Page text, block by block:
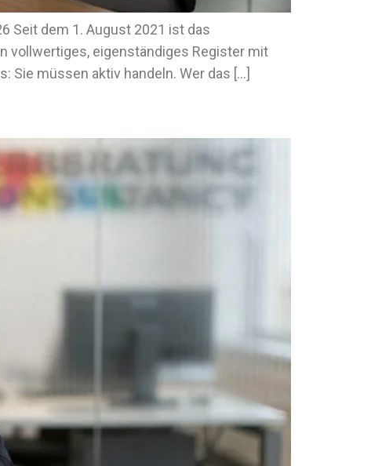
Seit dem 1. August 2021 ist das
vollwertiges, eigenständiges Register mit
Sie müssen aktiv handeln. Wer das […]